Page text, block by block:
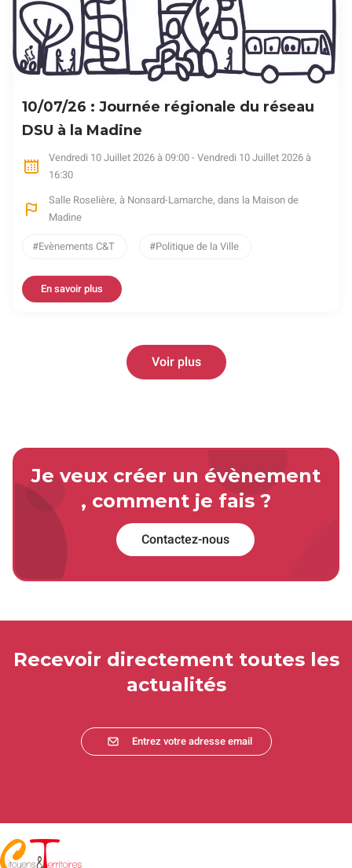
10/07/26 : Journée régionale du réseau
DSU à la Madine
Vendredi 10 Juillet 2026 à 09:00 - Vendredi 10 Juillet 2026 à
16:30
Salle Roselière, à Nonsard-Lamarche, dans la Maison de
Madine
Evènements C&T
Politique de la Ville
En savoir plus
Voir plus
Je veux créer un évènement
, comment je fais ?
Contactez-nous
Recevoir directement toutes les
actualités
Entrez votre adresse email